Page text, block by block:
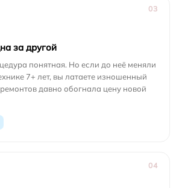
03
за другой
понятная. Но если до неё меняли
7+ лет, вы латаете изношенный
давно обогнала цену новой
04